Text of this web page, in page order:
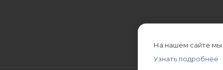
На нашем сайте
Узнать подробнее